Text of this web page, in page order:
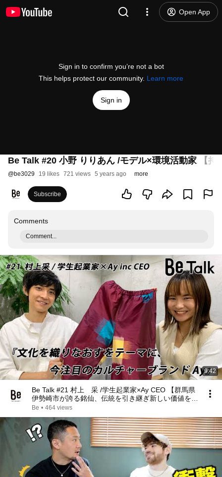
Open App
Sign in to confirm you’re not a bot
This helps protect our community. Learn more
Sign in
Be Talk #20 小野 りりあん /モデル×環境活動家 【
@be3029 19 likes 721 views 5 years ago more
Subscribe
Comments
Comment...
9:42
Be Talk #21 村上 采 /学生起業家×Ay CEO 【群馬県
伊勢崎市が誇る銘仙、伝統を引き継ぎ新しい価値をそ
えて現代へ】
Be • 464 views